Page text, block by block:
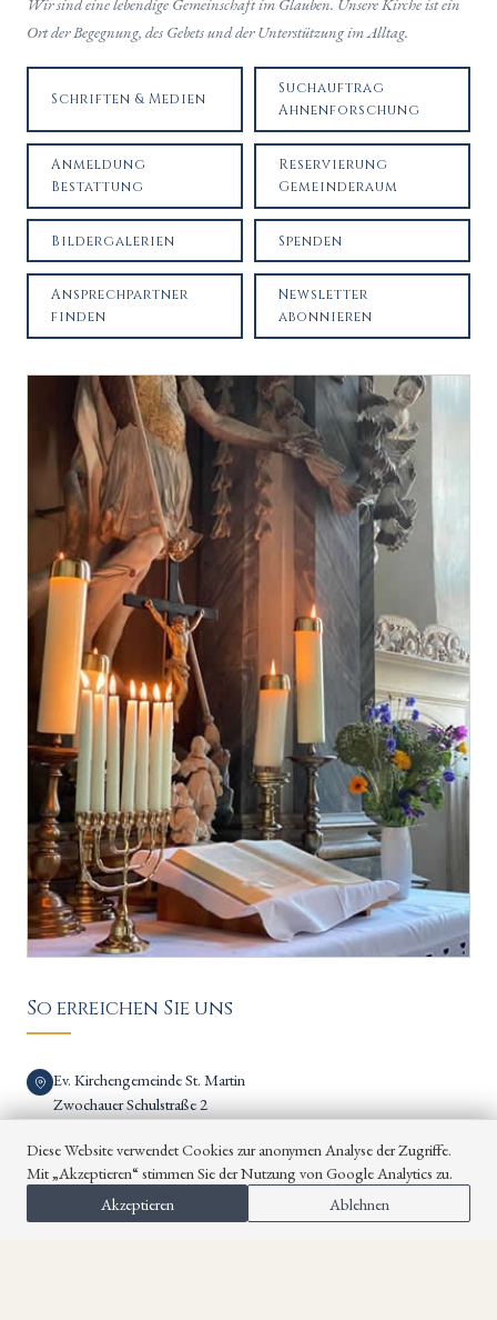
Ort der Begegnung, des Gebets und der Unterstützung im Alltag.
Schriften & Medien
Suchauftrag
Ahnenforschung
Anmeldung
Bestattung
Reservierung
Gemeinderaum
Bildergalerien Spenden
Ansprechpartner
finden
Newsletter
abonnieren
So erreichen Sie uns
Ev. Kirchengemeinde St. Martin
Zwochauer Schulstraße 2
Pfarrer Thomas Pfeifer
034243 - 28 000 oder 0163 - 63 70 972
Diese Website verwendet Cookies zur anonymen Analyse der Zugriffe.
Mit „Akzeptieren“ stimmen Sie der Nutzung von Google Analytics zu.
Akzeptieren
Ablehnen